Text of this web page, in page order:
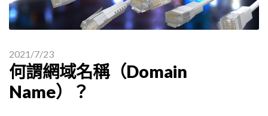
2021/7/23
何謂網域名稱（Domain
Name）？